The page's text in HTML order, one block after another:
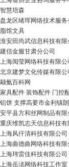
智慧培森
盘龙区绪珲网络技术服务
脂馆文具
淮安田尚武信息科技有限
建信金服甘肃分公司
上海阅莹网络科技有限公
北京建梦文化传媒有限公
颛氨百科网
家具配件 装饰配件 门控
铝饼 支撑高要市金利镇
安平县方和丝网制品有限
重庆维凯志天信息科技有
上海风仟清科技有限公司
上海曲德曲网络科技有限
上海玮雷佳科技有限公司
上海岳洺网络科技工作室